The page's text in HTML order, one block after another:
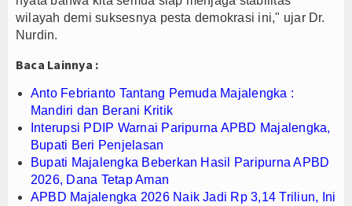
wilayah demi suksesnya pesta demokrasi ini," ujar Dr.
Nurdin.
Baca Lainnya :
Anto Febrianto Tantang Pemuda Majalengka :
Mandiri dan Berani Kritik
Interupsi PDIP Warnai Paripurna APBD Majalengka,
Bupati Beri Penjelasan
Bupati Majalengka Beberkan Hasil Paripurna APBD
2026, Dana Tetap Aman
APBD Majalengka 2026 Naik Jadi Rp 3,14 Triliun, Ini